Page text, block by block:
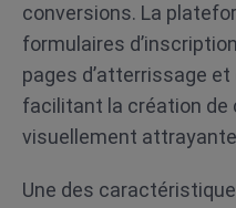
conversions. La
formulaires
pages d’atterrissage et
facilitant la création de
visuellement
Une des